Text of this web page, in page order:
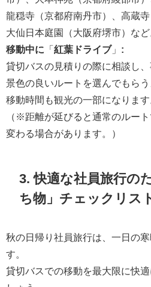
龍穏寺（京都府南丹市）、高蔵寺
大仙日本庭園（大阪府堺市）など
移動中に 「 紅葉ドライブ」 :
貸切バスの見積りの際に相談し
景色の良いルートを選んでもらう
移動時間も観光の一部になります
（※距離が延びると通常のルー
変わる場合があります。）
3. 快適な社員旅行の
ち物」チェックリス
秋の日帰り社員旅行は、一日の
す。
貸切バスでの移動を最大限に快